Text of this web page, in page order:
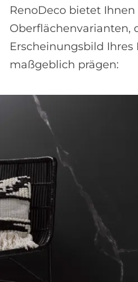
RenoDeco bietet
Oberflächenvarianten,
Erscheinungsbild
maßgeblich prägen: